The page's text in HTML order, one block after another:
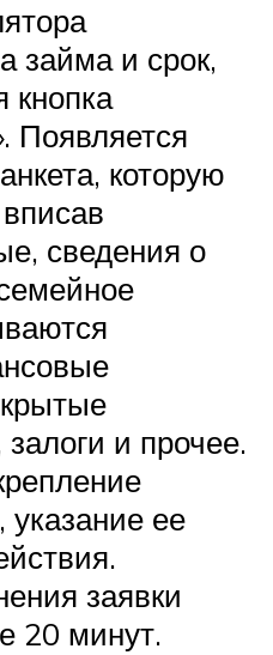
займа и срок,
кнопка
Появляется
которую
сведения о
и прочее.
указание ее
заявки
20 минут.